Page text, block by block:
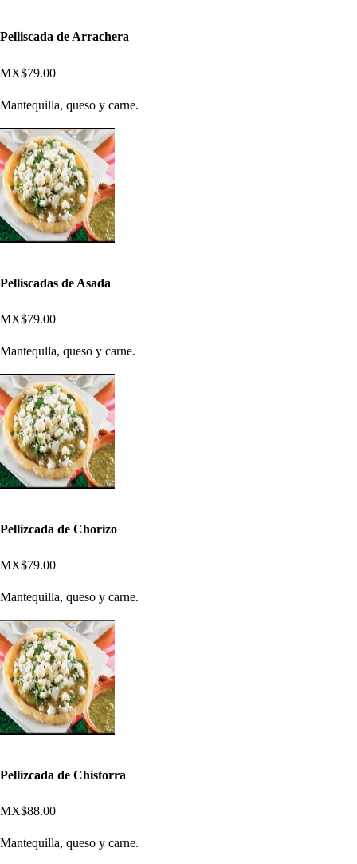
Pelliscada de Arrachera
MX$79.00
Mantequilla, queso y carne.
Pelliscadas de Asada
MX$79.00
Mantequlla, queso y carne.
Pellizcada de Chorizo
MX$79.00
Mantequilla, queso y carne.
Pellizcada de Chistorra
MX$88.00
Mantequilla, queso y carne.